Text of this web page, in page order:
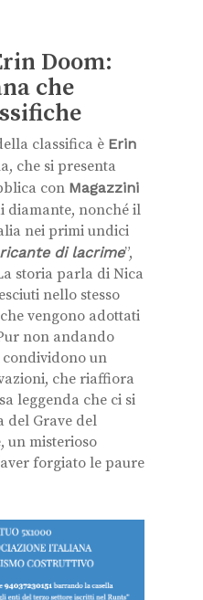
Doom:
che
classifica è Erin
che si presenta
con Magazzini
diamante, nonché il
nei primi undici
di lacrime”,
storia parla di Nica
nello stesso
vengono adottati
non andando
condividono un
che riaffiora
leggenda che ci si
del Grave del
un misterioso
forgiato le paure